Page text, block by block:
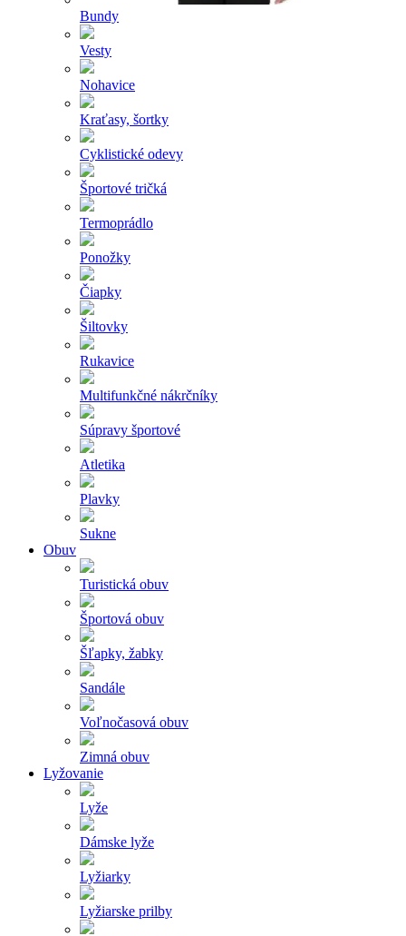
Bundy
Vesty
Nohavice
Kraťasy, šortky
Cyklistické odevy
Športové tričká
Termoprádlo
Ponožky
Čiapky
Šiltovky
Rukavice
Multifunkčné nákrčníky
Súpravy športové
Atletika
Plavky
Sukne
Obuv
Turistická obuv
Športová obuv
Šľapky, žabky
Sandále
Voľnočasová obuv
Zimná obuv
Lyžovanie
Lyže
Dámske lyže
Lyžiarky
Lyžiarske prilby